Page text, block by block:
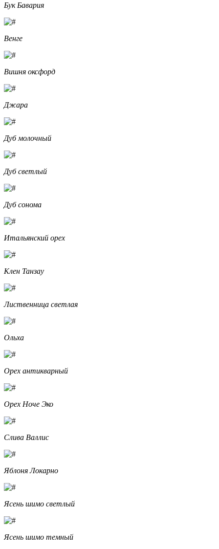
Бук Бавария
Венге
Вишня оксфорд
Джара
Дуб молочный
Дуб светлый
Дуб сонома
Итальянский орех
Клен Танзау
Лиственница светлая
Ольха
Орех антикварный
Орех Ноче Эко
Слива Валлис
Яблоня Локарно
Ясень шимо светлый
Ясень шимо темный